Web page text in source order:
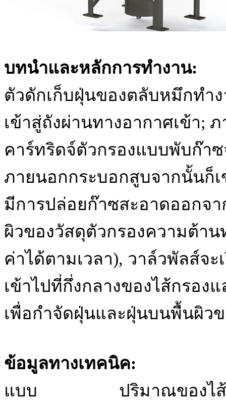
บทนำและหลักการทำงาน:
ตัวดักเก็บฝุ่นของตลับหมึกทำ
เข้าสู่ถังผ่านทางอากาศเข้า;
คาร์ทริดจ์ตัวกรองแบบพับก๊า
ภายนอกกระบอกสูบจากนั้นก็
มีการปล่อยก๊าซสะอาดออกจ
ผิวของวัสดุตัวกรองความต้าน
ค่าได้ตามเวลา), วาล์วพัลส์จ
เข้าไปที่กึ่งกลางของไส้กรอง
เพื่อกำจัดฝุ่นและฝุ่นบนพื้นผิว
ข้อมูลทางเทคนิค:
แบบ ปริมาณของไส้ก